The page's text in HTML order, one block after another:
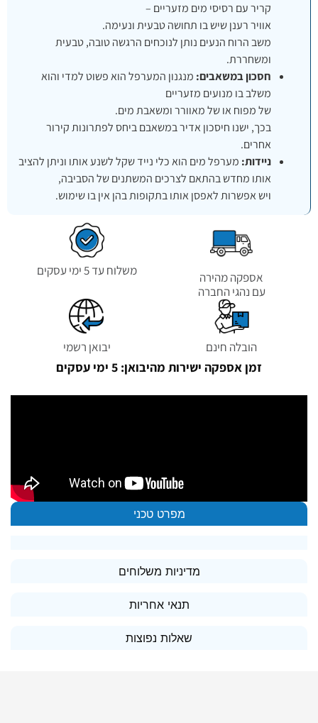
קריר עם רסיסי מים מזעריים –
אוויר רענן שיש בו תחושה טבעית ונעימה.
משב הרוח הנעים נותן לנוכחים הרגשה טובה, טבעית
ומשחררת.
חסכון במשאבים: מנגנון המערפל הוא פשוט למדי והוא
משלב בו מנועים מזעריים
של מפוח או של מאוורר ומשאבת מים.
בכך, ישנו חיסכון אדיר במשאבם ביחס לפתרונות קירור
אחרים.
ניידות: מערפל מים הוא כלי נייד שקל לשנע אותו וניתן להציב
אותו מחדש בהתאם לצרכים המשתנים של הסביבה,
ויש אפשרות לאפסן אותו בתקופות בהן אין בו שימוש.
אספקה מהירה
עם נהגי החברה
משלוח עד 5 ימי עסקים
הובלה חינם יבואן רשמי
זמן אספקה ישירות מהיבואן: 5 ימי עסקים
מפרט טכני
מדיניות משלוחים
תנאי אחריות
שאלות נפוצות